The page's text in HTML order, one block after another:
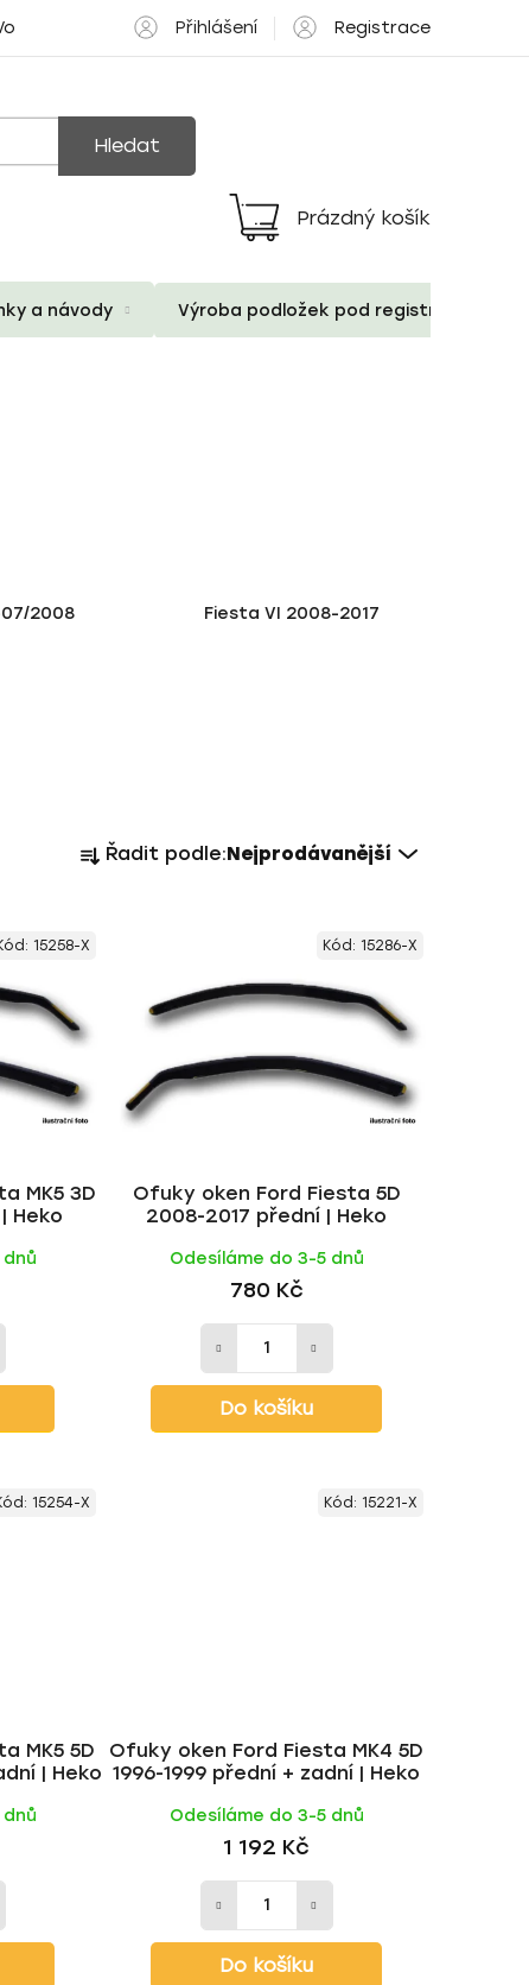
pozice Přihlášení Registrace
Hledat
Nákupní
košík
Prázdný košík
a návody Výroba podložek pod registrační
07/2008 Fiesta VI 2008-2017
a
n
p
r
o
d
t
Řadit podle:Nejprodávanější
MK5 3D
Heko
15258-X
Ofuky oken Ford Fiesta 5D
2008-2017 přední | Heko
Odesíláme do 3-5 dnů
780 Kč
Do košíku
Kód: 15286-X
MK5 5D
| Heko
15254-X
Ofuky oken Ford Fiesta MK4 5D
1996-1999 přední + zadní | Heko
Odesíláme do 3-5 dnů
1 192 Kč
Do košíku
Kód: 15221-X